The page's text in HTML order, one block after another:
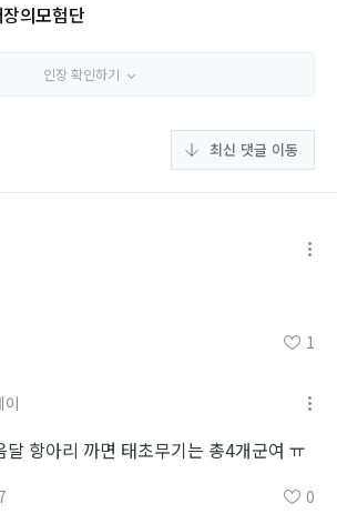
의모험단
인장 확인하기
최신 댓글 이동
1
이
달 항아리 까면 태초무기는 총4개군여 ㅠ
0